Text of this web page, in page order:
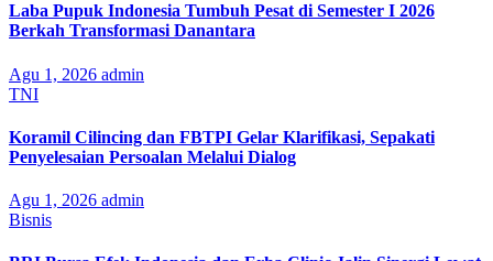
Laba Pupuk Indonesia Tumbuh Pesat di Semester I 2026
Berkah Transformasi Danantara
Agu 1, 2026 admin
TNI
Koramil Cilincing dan FBTPI Gelar Klarifikasi, Sepakati
Penyelesaian Persoalan Melalui Dialog
Agu 1, 2026 admin
Bisnis